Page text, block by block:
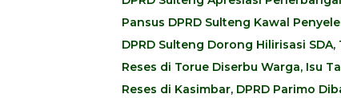
Pansus DPRD Sulteng Kawal
DPRD Sulteng Dorong Hilirisasi
Reses di Torue Diserbu Warga, Isu
Reses di Kasimbar, DPRD Parimo